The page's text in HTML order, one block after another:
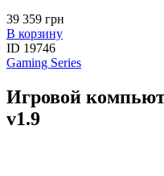
39 359 грн
В корзину
ID 19746
Gaming Series
Игровой
v1.9